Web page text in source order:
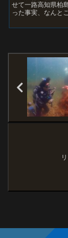
せて一路高知県柏
った事実、なんと
ではあの”ボロカサ
というBI...